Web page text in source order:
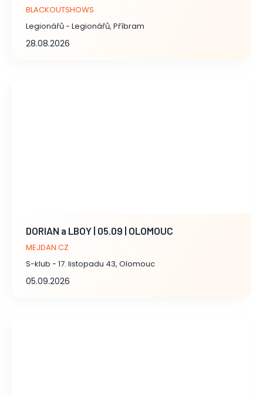
BLACKOUTSHOWS
Legionářů - Legionářů, Příbram
28.08.2026
DORIAN a LBOY | 05.09 | OLOMOUC
MEJDAN.CZ
S-klub - 17. listopadu 43, Olomouc
05.09.2026